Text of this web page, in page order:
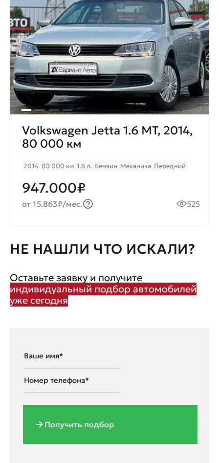
Volkswagen Jetta 1.6 МТ, 2014,
80 000 км
2014 80 000 км 1.6 л. Бензин Механика Передний
947.000₽
от 15.863₽/мес. 525
НЕ НАШЛИ ЧТО ИСКАЛИ?
Оставьте заявку и получите
индивидуальный подбор автомобилей
уже сегодня
Получить подбор